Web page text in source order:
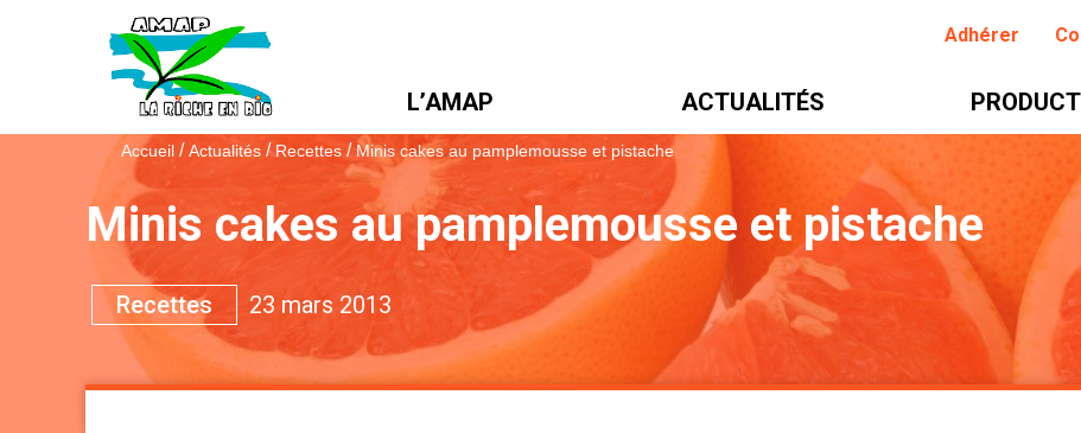
Adhérer
L’AMAP ACTUALITÉS
Accueil /Actualités / Recettes / Minis cakes au pamplemousse et pistache
Minis cakes au pamplemousse et pistache
Themes :
Recettes 23 mars 2013